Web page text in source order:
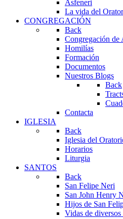
Asfeneri
La vida del
CONGREGACIÓN
Back
Congregación de
Homilías
Formación
Documentos
Nuestros Blogs
Back
Contacta
IGLESIA
Back
Iglesia del
Horarios
Liturgia
SANTOS
Back
San Felipe Neri
San John Henry
Hijos de San
Vidas de diversos